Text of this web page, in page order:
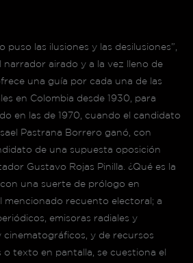
puso las ilusiones y las desilusiones”,
narrador airado y a la vez lleno de
una guía por cada una de las
en Colombia desde 1930, para
en las de 1970, cuando el candidato
Pastrana Borrero ganó, con
de una supuesta oposición
Gustavo Rojas Pinilla. ¿Qué es la
una suerte de prólogo en
mencionado recuento electoral; a
emisoras radiales y
cinematográficos, y de recursos
o texto en pantalla, se cuestiona el